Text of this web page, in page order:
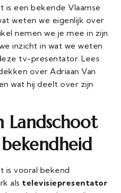
is een bekende Vlaamse
weten we eigenlijk over
nemen we je mee in zijn
inzicht in wat we weten
tv-presentator. Lees
over Adriaan Van
wat hij deelt over zijn
Landschoot
is vooral bekend
als televisiepresentator